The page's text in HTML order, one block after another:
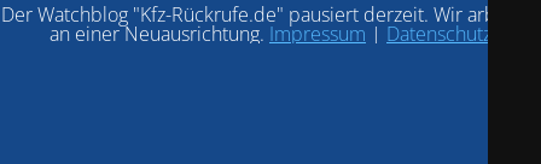
Der Watchblog "Kfz-Rückrufe.de" pausiert derzeit. Wir arbeiten
an einer Neuausrichtung. Impressum | Datenschutz